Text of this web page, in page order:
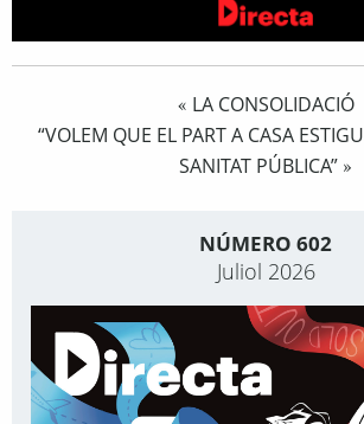
« LA CONSOLIDACIÓ
“VOLEM QUE EL PART A CASA
SANITAT PÚBLICA” »
NÚMERO 602
Juliol 2026